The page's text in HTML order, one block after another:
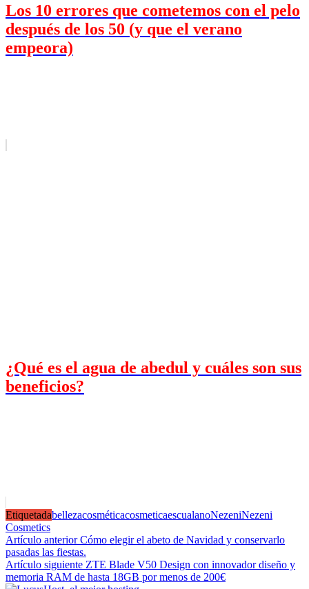
Los 10 errores que cometemos con el pelo
después de los 50 (y que el verano
empeora)
¿Qué es el agua de abedul y cuáles son sus
beneficios?
EtiquetadabellezacosméticacosmeticaescualanoNezeniNezeni
Cosmetics
Navegación
de
entradas
Artículo anterior Cómo elegir el abeto de Navidad y conservarlo
pasadas las fiestas.
Artículo siguiente ZTE Blade V50 Design con innovador diseño y
memoria RAM de hasta 18GB por menos de 200€